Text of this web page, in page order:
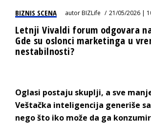
BIZNIS SCENA autorBIZLife 21/05/2026 |
Letnji Vivaldi forum odgovara
Gde su oslonci marketinga u
nestabilnosti?
Oglasi postaju skuplji, a sve
Veštačka inteligencija generiše
nego što iko može da ga